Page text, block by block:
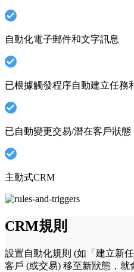
自動化電子郵件和文字訊息
已根據觸發程序自動建立任務
已自動變更交易/潛在客戶狀態
主動式CRM
CRM規則
設置自動化規則 (如「建立新
客戶 (或交易) 移至新狀態，